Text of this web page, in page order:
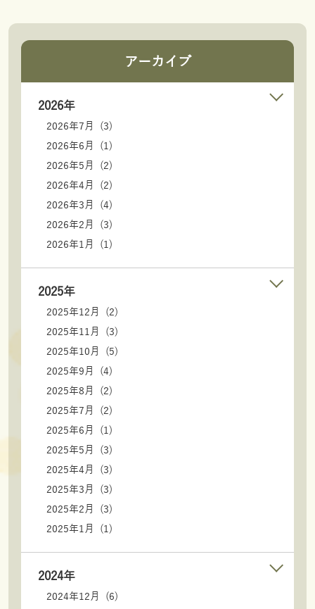
アーカイブ
2026年
2026年7月 (3)
2026年6月 (1)
2026年5月 (2)
2026年4月 (2)
2026年3月 (4)
2026年2月 (3)
2026年1月 (1)
2025年
2025年12月 (2)
2025年11月 (3)
2025年10月 (5)
2025年9月 (4)
2025年8月 (2)
2025年7月 (2)
2025年6月 (1)
2025年5月 (3)
2025年4月 (3)
2025年3月 (3)
2025年2月 (3)
2025年1月 (1)
2024年
2024年12月 (6)